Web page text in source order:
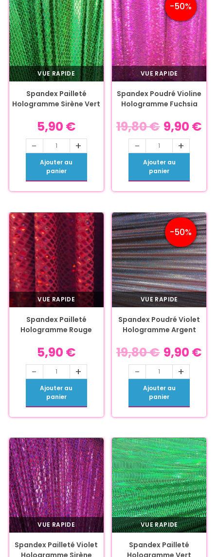
VUE RAPIDE
Spandex Pailleté
Hologramme Sirène Vert
5,90 €
- +
Ajouter au
panier
-50%
VUE RAPIDE
Spandex Poudré Violine
Hologramme Fuchsia
19,80€ 9,90 €
- +
Ajouter au
panier
VUE RAPIDE
Spandex Pailleté
Hologramme Rouge
5,90 €
- +
Ajouter au
panier
-50%
VUE RAPIDE
Spandex Poudré Violet
Hologramme Argent
19,80€ 9,90 €
- +
Ajouter au
panier
VUE RAPIDE
Spandex Pailleté Violet
VUE RAPIDE
Spandex Pailleté